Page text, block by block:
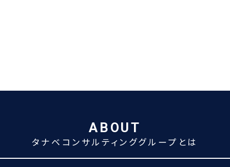
ABOUT
タナベコンサルティンググループとは